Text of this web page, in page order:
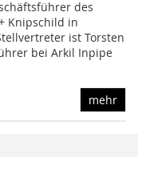
des
Knipschild in
ist Torsten
bei Arkil Inpipe
mehr